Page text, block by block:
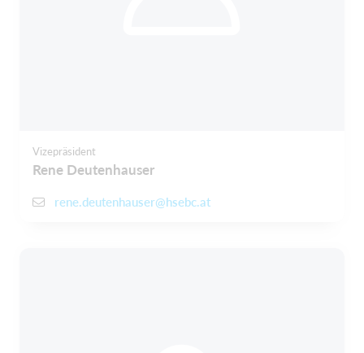
Vizepräsident
Rene Deutenhauser
rene.deutenhauser@hsebc.at